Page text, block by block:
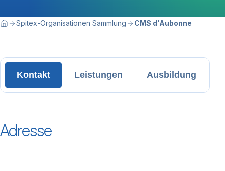
Breadcrumbnavigation
Sie befinden sich hier:
HomeSpitex-Organisationen Sammlung CMS d'Aubonne
Kontakt Leistungen Ausbildung
Adresse